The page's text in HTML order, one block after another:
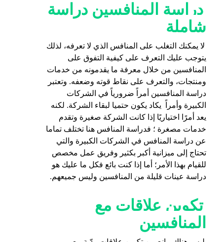
دراسة المنافسين دراسة
شاملة
لا يمكنك التغلب على المنافس الذي لا تعرفه، لذلك
يتوجب عليك التعرف على كيفية التفوق على
المنافسين من خلال معرفة ما يقدمونه من خدمات
ومنتجات، والتعرف على نقاط قوته وضعفه. وتعتبر
دراسة المنافسين أمراً ضرورياً في الشركات
الكبيرة وأمراً يكاد يكون حتميا لبقاء الشركة. لكنه
يعد أمرًا اختياريًا إذا كانت الشركة صغيرة وتقدم
خدمات مصغرة ؛ فدراسة المنافس هنا تختلف تماما
عن دراسة المنافس في الشركات الكبيرة والتي
تحتاج إلى ميزانية أكبر بكثير وفريق عمل مخصص
للقيام بهذا الأمر؛ أما إذا كنت بائع فكل ما عليك هو
دراسة عينات قليلة من المنافسين وليس جميعهم.
تكوين علاقات مع
المنافسين